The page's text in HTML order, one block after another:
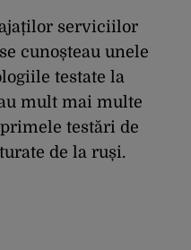
serviciilor
cunoșteau unele
testate la
mult mai multe
testări de
de la ruși.